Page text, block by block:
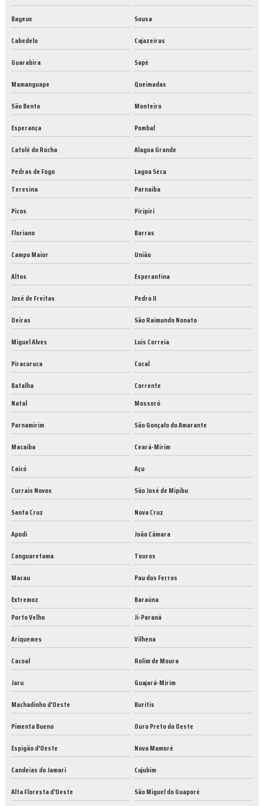
Bayeux
Sousa
Cabedelo
Cajazeiras
Guarabira
Sapé
Mamanguape
Queimadas
São Bento
Monteiro
Esperança
Pombal
Catolé do Rocha
Alagoa Grande
Pedras de Fogo
Lagoa Seca
Teresina
Parnaíba
Picos
Piripiri
Floriano
Barras
Campo Maior
União
Altos
Esperantina
José de Freitas
Pedro II
Oeiras
São Raimundo Nonato
Miguel Alves
Luís Correia
Piracuruca
Cocal
Batalha
Corrente
Natal
Mossoró
Parnamirim
São Gonçalo do Amarante
Macaíba
Ceará-Mirim
Caicó
Açu
Currais Novos
São José de Mipibu
Santa Cruz
Nova Cruz
Apodi
João Câmara
Canguaretama
Touros
Macau
Pau dos Ferros
Extremoz
Baraúna
Porto Velho
Ji-Paraná
Ariquemes
Vilhena
Cacoal
Rolim de Moura
Jaru
Guajará-Mirim
Machadinho d'Oeste
Buritis
Pimenta Bueno
Ouro Preto do Oeste
Espigão d'Oeste
Nova Mamoré
Candeias do Jamari
Cujubim
Alta Floresta d'Oeste
São Miguel do Guaporé